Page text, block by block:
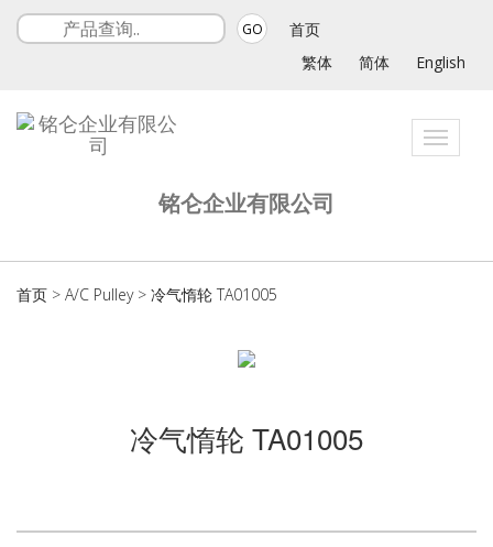
GO
首页
繁体
简体 English
Toggle
铭仑企业有限公司
首页 > A/C Pulley> 冷气惰轮 TA01005
冷气惰轮 TA01005